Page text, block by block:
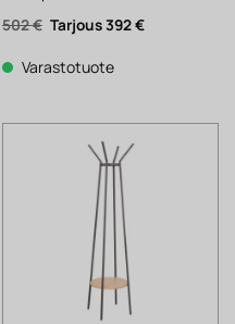
502€ Alkuperäinen
hinta
502 €.
392€Nykyinen
Varastotuote